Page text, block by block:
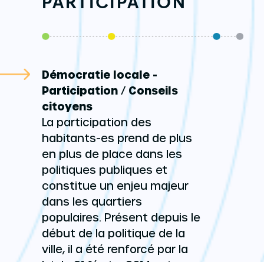
Démocratie locale -
Participation / Conseils
citoyens
La participation des
habitants-es prend de plus
en plus de place dans les
politiques publiques et
constitue un enjeu majeur
dans les quartiers
populaires. Présent depuis le
début de la politique de la
ville, il a été renforcé par la